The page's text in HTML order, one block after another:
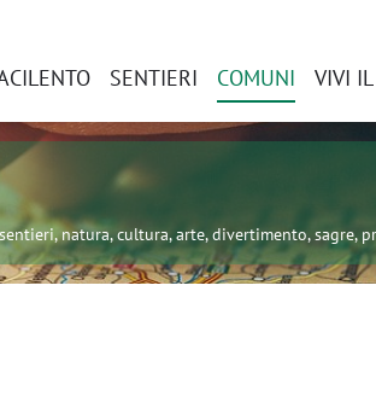
SENTIERI COMUNI VIVI
natura, cultura, arte, divertimento, sagre,